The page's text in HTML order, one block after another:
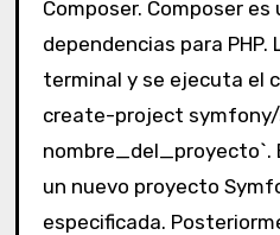
Composer. Composer es
dependencias para PHP.
terminal y se ejecuta el
create-project
nombre_del_proyecto`.
un nuevo proyecto
especificada.